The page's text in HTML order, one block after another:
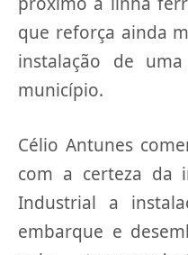
que reforça ainda
instalação de
município.
Célio Antunes
com a certeza da
Industrial a
embarque e